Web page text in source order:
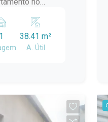
e ótima
para quem
perfeita
Cozinha
1 38.41 m²
A. Útil